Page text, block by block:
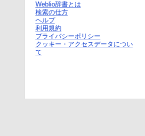
Weblio辞書とは
検索の仕方
ヘルプ
利用規約
プライバシーポリシー
クッキー・アクセスデータについ
て